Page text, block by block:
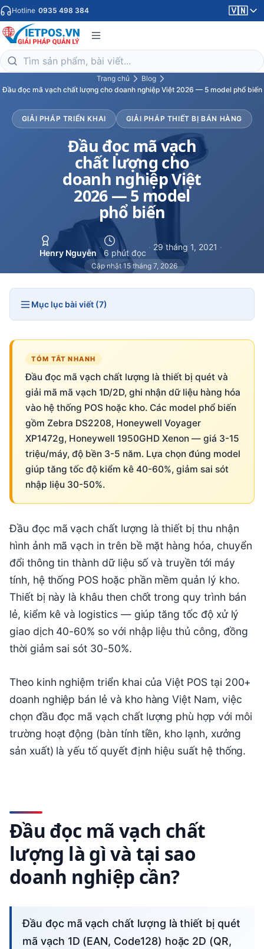
Hotline 0935 498 384 🇻🇳
Trang chủ
Blog
Đầu đọc mã vạch chất lượng cho doanh nghiệp Việt 2026 — 5 model phổ biến
GIẢI PHÁP TRIỂN KHAI GIẢI PHÁP THIẾT BỊ BÁN HÀNG
Đầu đọc mã vạch
chất lượng cho
doanh nghiệp Việt
2026 — 5 model
phổ biến
Henry Nguyễn
·
6 phút đọc
· 29 tháng 1, 2021 ·
Cập nhật 15 tháng 7, 2026
Mục lục bài viết (7)
TÓM TẮT NHANH
Đầu đọc mã vạch chất lượng là thiết bị quét và
giải mã mã vạch 1D/2D, ghi nhận dữ liệu hàng hóa
vào hệ thống POS hoặc kho. Các model phổ biến
gồm Zebra DS2208, Honeywell Voyager
XP1472g, Honeywell 1950GHD Xenon — giá 3-15
triệu/máy, độ bền 3-5 năm. Lựa chọn đúng model
giúp tăng tốc độ kiểm kê 40-60%, giảm sai sót
nhập liệu 30-50%.
Đầu đọc mã vạch chất lượng là thiết bị thu nhận
hình ảnh mã vạch in trên bề mặt hàng hóa, chuyển
đổi thông tin thành dữ liệu số và truyền tới máy
tính, hệ thống POS hoặc phần mềm quản lý kho.
Thiết bị này là khâu then chốt trong quy trình bán
lẻ, kiểm kê và logistics — giúp tăng tốc độ xử lý
giao dịch 40-60% so với nhập liệu thủ công, đồng
thời giảm sai sót 30-50%.
Theo kinh nghiệm triển khai của Việt POS tại 200+
doanh nghiệp bán lẻ và kho hàng Việt Nam, việc
chọn đầu đọc mã vạch chất lượng phù hợp với môi
trường hoạt động (bàn tính tiền, kho lạnh, xưởng
sản xuất) là yếu tố quyết định hiệu suất hệ thống.
Đầu đọc mã vạch chất
lượng là gì và tại sao
doanh nghiệp cần?
Đầu đọc mã vạch chất lượng là thiết bị quét
mã vạch 1D (EAN, Code128) hoặc 2D (QR,